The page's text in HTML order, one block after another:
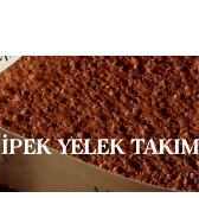
İPEK YELEK TAKIM